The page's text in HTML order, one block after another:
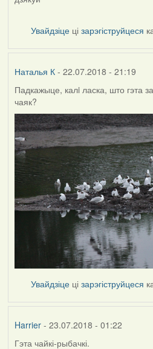
Увайдзіце цізарэгіструйцеся
Наталья К- 22.07.2018 - 21:19
Падкажыце, калi ласка, што гэта
чаяк?
Увайдзіце цізарэгіструйцеся
Harrier- 23.07.2018 - 01:22
Гэта чайкі-рыбачкі.